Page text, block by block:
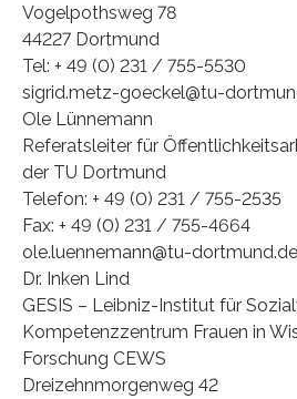
Vogelpothsweg 78
44227 Dortmund
Tel: + 49 (0) 231 / 755-5530
sigrid.metz-goeckel@tu-
Ole Lünnemann
Referatsleiter für
der TU Dortmund
Telefon: + 49 (0) 231 / 755-2535
Fax: + 49 (0) 231 / 755-4664
ole.luennemann@tu-dortmund.de
Dr. Inken Lind
GESIS – Leibniz-Institut für
Kompetenzzentrum Frauen in
Forschung CEWS
Dreizehnmorgenweg 42